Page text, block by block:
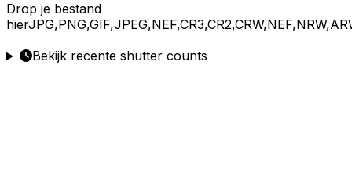
Drop je bestand
hier
Bekijk recente shutter counts